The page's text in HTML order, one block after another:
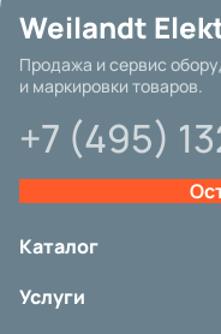
Urovo
Zebra
Атол
Интерфейс
Гарантия
Защита от пыли и
Чтение штрих-кодов
Другие параметры
Weilandt
Продажа и сервис
и маркировки товаров.
+7 (495)
Каталог
Сканеры штрих-кода
Услуги